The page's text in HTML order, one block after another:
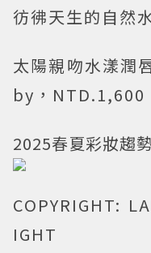
彷彿天生的自然
太陽親吻水漾潤
by，NTD.1,600
2025春夏彩妝趨
COPYRIGHT:
IGHT